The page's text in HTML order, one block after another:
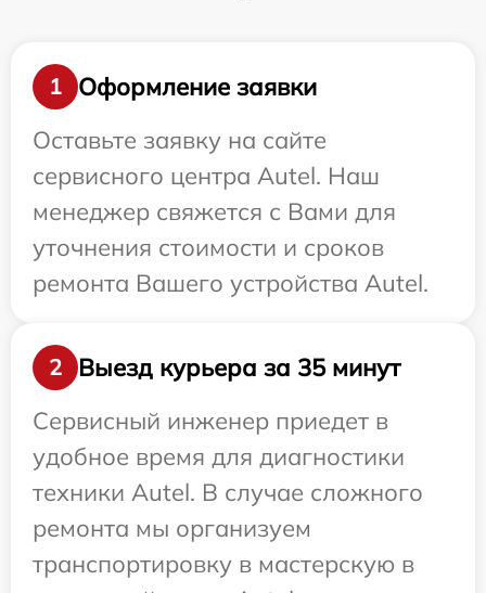
1
Оформление заявки
Оставьте заявку на сайте
сервисного центра Autel. Наш
менеджер свяжется с Вами для
уточнения стоимости и сроков
ремонта Вашего устройства Autel.
2
Выезд курьера за 35 минут
Сервисный инженер приедет в
удобное время для диагностики
техники Autel. В случае сложного
ремонта мы организуем
транспортировку в мастерскую в